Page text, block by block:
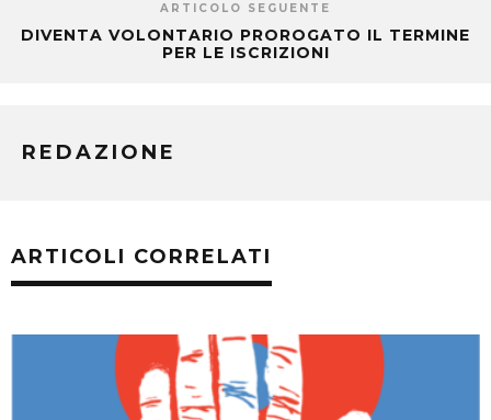
ARTICOLO SEGUENTE
DIVENTA VOLONTARIO PROROGATO IL TERMINE
PER LE ISCRIZIONI
REDAZIONE
ARTICOLI CORRELATI